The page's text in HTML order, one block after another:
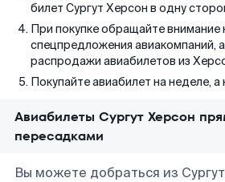
билет Сургут Херсон в одну
При покупке обращайте внимание
спецпредложения авиакомпаний,
распродажи авиабилетов из
Покупайте авиабилет на неделе,
Авиабилеты Сургут Херсон
пересадками
Вы можете добраться из